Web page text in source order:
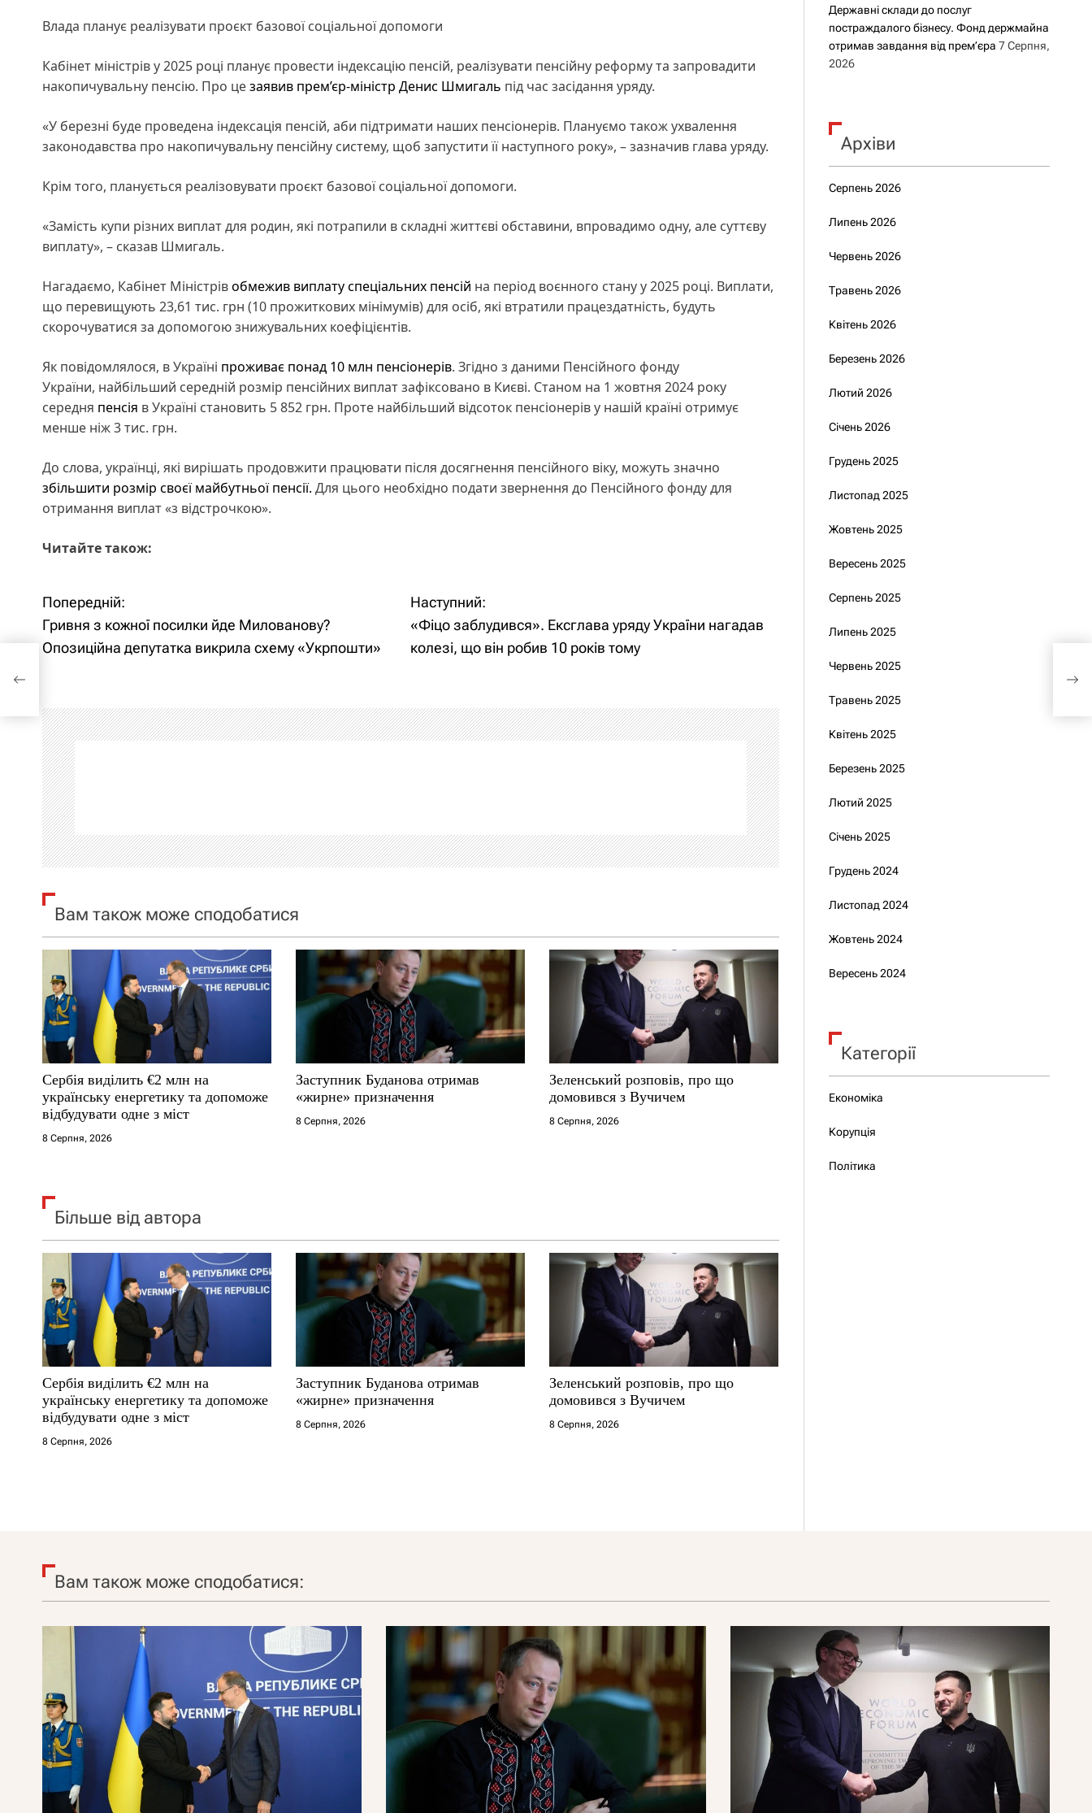
Влада планує реалізувати проєкт базової соціальної допомоги
Кабінет міністрів у 2025 році планує провести індексацію пенсій, реалізувати пенсійну реформу та запровадити
накопичувальну пенсію. Про цезаявив прем’єр-міністр Денис Шмигаль під час засідання уряду.
«У березні буде проведена індексація пенсій, аби підтримати наших пенсіонерів. Плануємо також ухвалення
законодавства про накопичувальну пенсійну систему, щоб запустити її наступного року», – зазначив глава уряду.
Крім того, планується реалізовувати проєкт базової соціальної допомоги.
«Замість купи різних виплат для родин, які потрапили в складні життєві обставини, впровадимо одну, але суттєву
виплату», – сказав Шмигаль.
Нагадаємо, Кабінет Міністрівобмежив виплату спеціальних пенсій на період воєнного стану у 2025 році. Виплати,
що перевищують 23,61 тис. грн (10 прожиткових мінімумів) для осіб, які втратили працездатність, будуть
скорочуватися за допомогою знижувальних коефіцієнтів.
Як повідомлялося, в Україні проживає понад 10 млн пенсіонерів. Згідно з даними Пенсійного фонду
України, найбільший середній розмір пенсійних виплат зафіксовано в Києві. Станом на 1 жовтня 2024 року
середня пенсія в Україні становить 5 852 грн. Проте найбільший відсоток пенсіонерів у нашій країні отримує
менше ніж 3 тис. грн.
До слова, українці, які вирішать продовжити працювати після досягнення пенсійного віку, можуть значно
збільшити розмір своєї майбутньої пенсії. Для цього необхідно подати звернення до Пенсійного фонду для
отримання виплат «з відстрочкою».
Читайте також:
Н
а
і
г
а
ц
і
я
а
п
и
с
і
в
Попередній:
Гривня з кожної посилки йде Милованову?
Опозиційна депутатка викрила схему «Укрпошти»
Наступний:
«Фіцо заблудився». Ексглава уряду України нагадав
колезі, що він робив 10 років тому
Вам також може сподобатися
Сербія виділить €2 млн на
українську енергетику та допоможе
відбудувати одне з міст
8 Серпня, 2026
Заступник Буданова отримав
«жирне» призначення
8 Серпня, 2026
Зеленський розповів, про що
домовився з Вучичем
8 Серпня, 2026
Більше від автора
Сербія виділить €2 млн на
українську енергетику та допоможе
відбудувати одне з міст
8 Серпня, 2026
Заступник Буданова отримав
«жирне» призначення
8 Серпня, 2026
Зеленський розповів, про що
домовився з Вучичем
8 Серпня, 2026
Державні склади до послуг
постраждалого бізнесу. Фонд держмайна
отримав завдання від прем’єра 7 Серпня,
2026
Архіви
Серпень 2026
Липень 2026
Червень 2026
Травень 2026
Квітень 2026
Березень 2026
Лютий 2026
Січень 2026
Грудень 2025
Листопад 2025
Жовтень 2025
Вересень 2025
Серпень 2025
Липень 2025
Червень 2025
Травень 2025
Квітень 2025
Березень 2025
Лютий 2025
Січень 2025
Грудень 2024
Листопад 2024
Жовтень 2024
Вересень 2024
Категорії
Економіка
Корупція
Політика
Вам також може сподобатися: